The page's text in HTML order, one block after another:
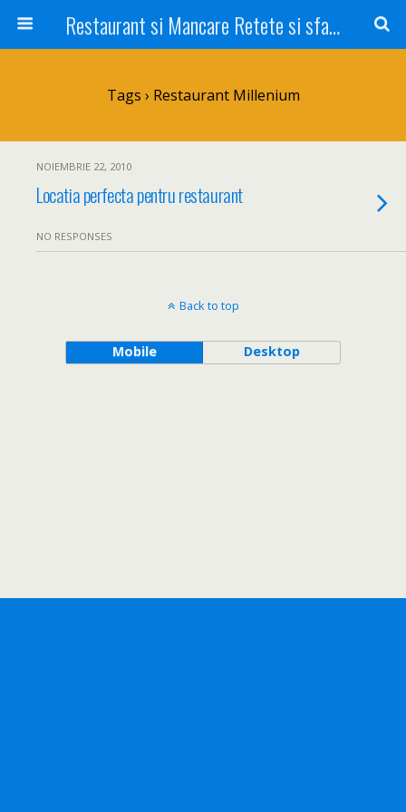
Restaurant si Mancare Retete si sfaturi Picant bun si rapid
Tags › Restaurant Millenium
NOIEMBRIE 22, 2010
Locatia perfecta pentru restaurant
NO RESPONSES
Back to top
Mobile Desktop